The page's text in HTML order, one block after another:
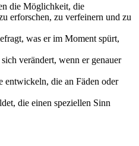
die Möglichkeit, die
erforschen, zu verfeinern und zu
was er im Moment spürt,
verändert, wenn er genauer
entwickeln, die an Fäden oder
die einen speziellen Sinn